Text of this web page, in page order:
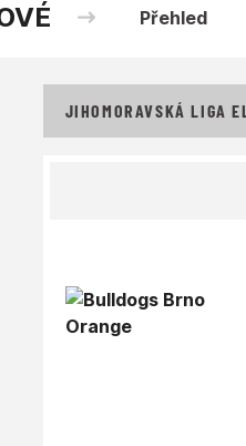
Přehled
JIHOMORAVSKÁ LIGA